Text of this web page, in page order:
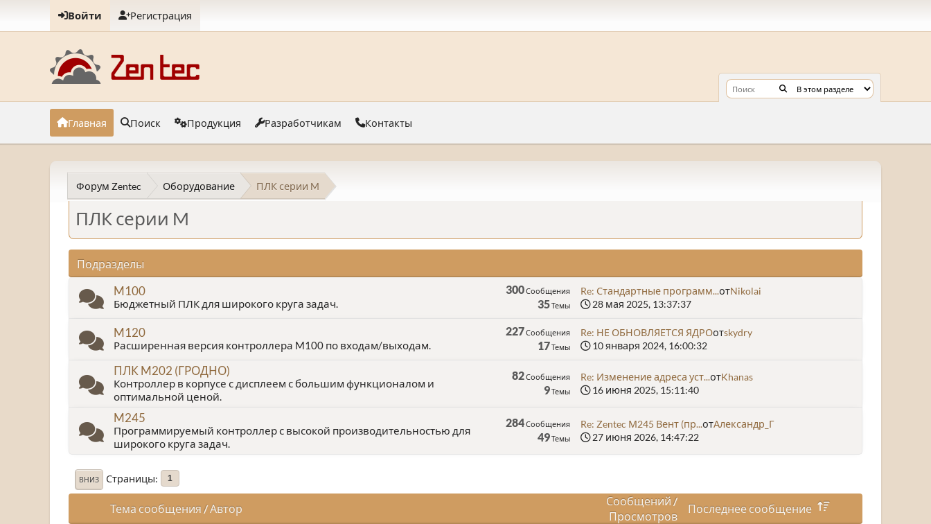
Войти Регистрация
Главная Поиск Продукция Разработчикам Контакты
Форум Zentec Оборудование ПЛК серии M
ПЛК серии M
Подразделы
M100
Бюджетный ПЛК для широкого круга задач.
300Сообщения
35Темы
Re: Стандартные программ...отNikolai
28 мая 2025, 13:37:37
M120
Расширенная версия контроллера M100 по входам/выходам.
227Сообщения
17Темы
Re: НЕ ОБНОВЛЯЕТСЯ ЯДРОотskydry
10 января 2024, 16:00:32
ПЛК M202 (ГРОДНО)
Контроллер в корпусе с дисплеем с большим функционалом и
оптимальной ценой.
82Сообщения
9Темы
Re: Изменение адреса уст...отKhanas
16 июня 2025, 15:11:40
M245
Программируемый контроллер с высокой производительностью для
широкого круга задач.
284Сообщения
49Темы
Re: Zentec М245 Вент (пр...отАлександр_Г
27 июня 2026, 14:47:22
ВНИЗ Страницы 1
Тема сообщения / Автор
Сообщений /
Просмотров
Последнее сообщение